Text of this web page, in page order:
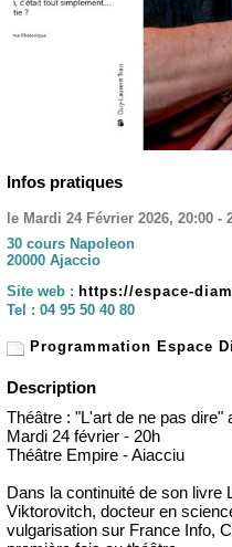
Infos pratiques
le Mardi 24 Février 2026, 20:00 -
30 cours Napoleon
20000 Ajaccio
Site web : https://espace-
Tel : 04 95 50 40 80
Programmation Espace
Description
Théâtre : "L'art de ne pas
Mardi 24 février - 20h
Théâtre Empire - Aiacciu
Dans la continuité de son livre
Viktorovitch, docteur en
vulgarisation sur France Info,